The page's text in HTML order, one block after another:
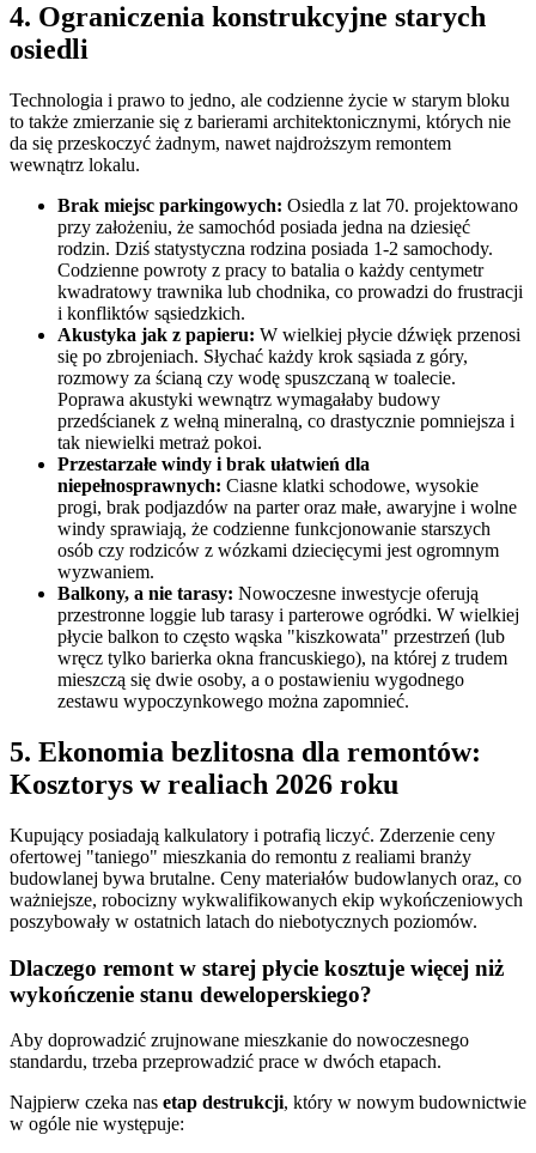
4. Ograniczenia konstrukcyjne starych
osiedli
Technologia i prawo to jedno, ale codzienne życie w starym bloku
to także zmierzanie się z barierami architektonicznymi, których nie
da się przeskoczyć żadnym, nawet najdroższym remontem
wewnątrz lokalu.
Brak miejsc parkingowych: Osiedla z lat 70. projektowano
przy założeniu, że samochód posiada jedna na dziesięć
rodzin. Dziś statystyczna rodzina posiada 1-2 samochody.
Codzienne powroty z pracy to batalia o każdy centymetr
kwadratowy trawnika lub chodnika, co prowadzi do frustracji
i konfliktów sąsiedzkich.
Akustyka jak z papieru: W wielkiej płycie dźwięk przenosi
się po zbrojeniach. Słychać każdy krok sąsiada z góry,
rozmowy za ścianą czy wodę spuszczaną w toalecie.
Poprawa akustyki wewnątrz wymagałaby budowy
przedścianek z wełną mineralną, co drastycznie pomniejsza i
tak niewielki metraż pokoi.
Przestarzałe windy i brak ułatwień dla
niepełnosprawnych: Ciasne klatki schodowe, wysokie
progi, brak podjazdów na parter oraz małe, awaryjne i wolne
windy sprawiają, że codzienne funkcjonowanie starszych
osób czy rodziców z wózkami dziecięcymi jest ogromnym
wyzwaniem.
Balkony, a nie tarasy: Nowoczesne inwestycje oferują
przestronne loggie lub tarasy i parterowe ogródki. W wielkiej
płycie balkon to często wąska "kiszkowata" przestrzeń (lub
wręcz tylko barierka okna francuskiego), na której z trudem
mieszczą się dwie osoby, a o postawieniu wygodnego
zestawu wypoczynkowego można zapomnieć.
5. Ekonomia bezlitosna dla remontów:
Kosztorys w realiach 2026 roku
Kupujący posiadają kalkulatory i potrafią liczyć. Zderzenie ceny
ofertowej "taniego" mieszkania do remontu z realiami branży
budowlanej bywa brutalne. Ceny materiałów budowlanych oraz, co
ważniejsze, robocizny wykwalifikowanych ekip wykończeniowych
poszybowały w ostatnich latach do niebotycznych poziomów.
Dlaczego remont w starej płycie kosztuje więcej niż
wykończenie stanu deweloperskiego?
Aby doprowadzić zrujnowane mieszkanie do nowoczesnego
standardu, trzeba przeprowadzić prace w dwóch etapach.
Najpierw czeka nas etap destrukcji, który w nowym budownictwie
w ogóle nie występuje: